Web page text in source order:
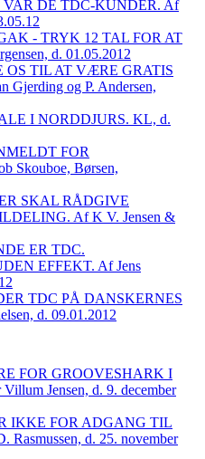
VAR DE TDC-KUNDER. Af
- TRYK 12 TAL FOR AT
d. 01.05.2012
OS TIL AT VÆRE GRATIS
Gjerding og P. Andersen,
I NORDDJURS. KL, d.
FOR
Skouboe, Børsen,
SKAL RÅDGIVE
Af K V. Jensen &
ER TDC.
EFFEKT. Af Jens
TDC PÅ DANSKERNES
d. 09.01.2012
FOR GROOVESHARK I
Jensen, d. 9. december
IKKE FOR ADGANG TIL
d. 25. november